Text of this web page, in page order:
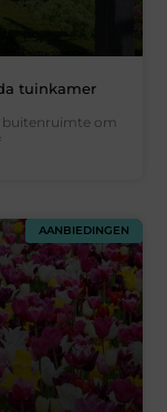
tuinkamer
buitenruimte om
AANBIEDINGEN